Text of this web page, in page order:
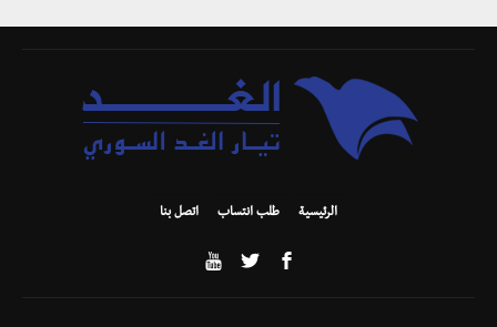
الرئيسية طلب انتساب اتصل بنا